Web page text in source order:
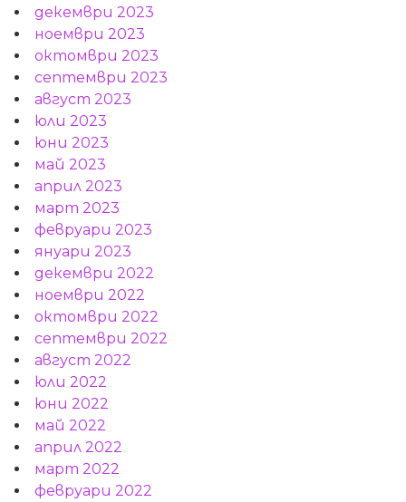
декември 2023
ноември 2023
октомври 2023
септември 2023
август 2023
юли 2023
юни 2023
май 2023
април 2023
март 2023
февруари 2023
януари 2023
декември 2022
ноември 2022
октомври 2022
септември 2022
август 2022
юли 2022
юни 2022
май 2022
април 2022
март 2022
февруари 2022